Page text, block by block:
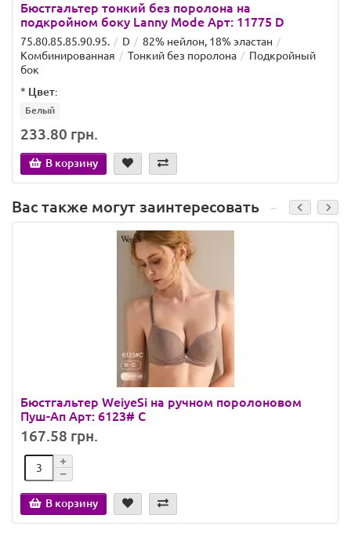
Бюстгальтер тонкий без поролона на
подкройном боку Lanny Mode Арт: 11775 D
75.80.85.85.90.95. D
82% нейлон, 18% эластан
Комбинированная
Тонкий без поролона
Подкройный
бок
* Цвет:
Белый
233.80 грн.
В корзину
Вас также могут заинтересовать
Бюстгальтер WeiyeSi на ручном поролоновом
Пуш-Ап Арт: 6123# C
167.58 грн.
В корзину